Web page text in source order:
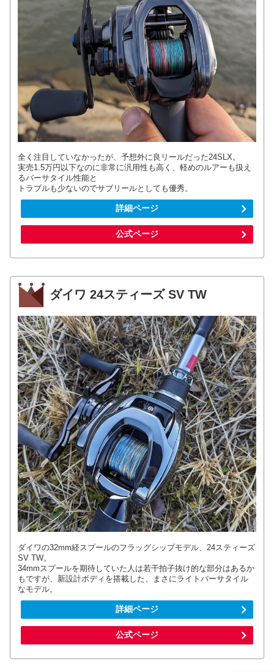
全く注目していなかったが、予想外に良リールだった24SLX。
実売1.5万円以下なのに非常に汎用性も高く、軽めのルアーも扱え
るバーサタイル性能と
トラブルも少ないのでサブリールとしても優秀。
詳細ページ
公式ページ
ダイワ 24スティーズ SV TW
ダイワの32mm経スプールのフラッグシップモデル、24スティーズ
SV TW。
34mmスプールを期待していた人は若干拍子抜け的な部分はあるか
もですが、新設計ボディを搭載した、まさにライトバーサタイル
なモデル。
詳細ページ
公式ページ